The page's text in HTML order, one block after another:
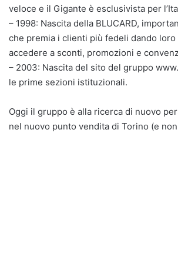
veloce e il Gigante è esclusivista per
– 1998: Nascita della BLUCARD,
che premia i clienti più fedeli dando
accedere a sconti, promozioni e
– 2003: Nascita del sito del gruppo
le prime sezioni istituzionali.
Oggi il gruppo è alla ricerca di nuovo
nel nuovo punto vendita di Torino (e